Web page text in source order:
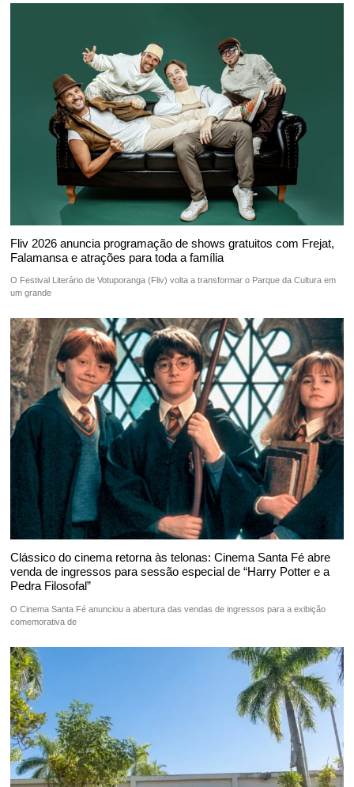
Fliv 2026 anuncia programação de shows gratuitos com Frejat,
Falamansa e atrações para toda a família
O Festival Literário de Votuporanga (Fliv) volta a transformar o Parque da Cultura em
um grande
Clássico do cinema retorna às telonas: Cinema Santa Fé abre
venda de ingressos para sessão especial de “Harry Potter e a
Pedra Filosofal”
O Cinema Santa Fé anunciou a abertura das vendas de ingressos para a exibição
comemorativa de